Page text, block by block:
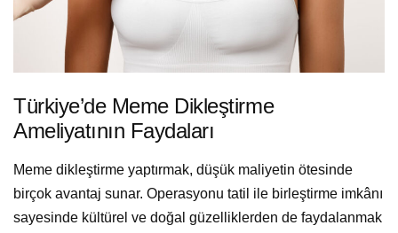
Türkiye’de Meme Dikleştirme
Ameliyatının Faydaları
Meme dikleştirme yaptırmak, düşük maliyetin ötesinde
birçok avantaj sunar. Operasyonu tatil ile birleştirme imkânı
sayesinde kültürel ve doğal güzelliklerden de faydalanmak